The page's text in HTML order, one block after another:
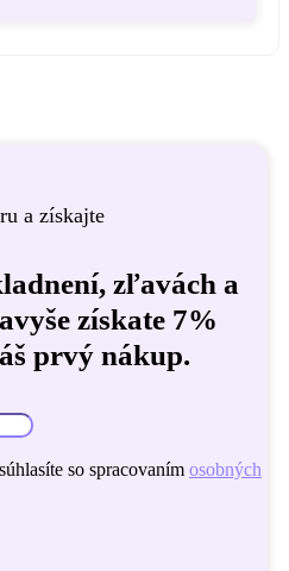
a získajte
zľavách a
získate 7%
prvý nákup.
so spracovaním osobných